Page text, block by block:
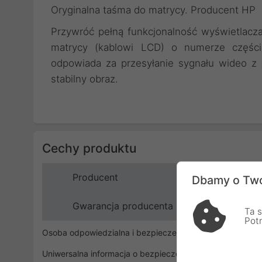
Oryginalna taśma do matrycy. Producent HP
Przywróć pełną funkcjonalność
matrycy (kablowi LCD) o numerze
odpowiada za przesyłanie sygnału wideo
stabilny obraz.
Cechy produktu
Producent
Gwarancja producenta
Osoba odpowiedzialna i bezpieczeństwo
Uniwersalna informacja o bezpieczeństwie
Dbamy o
Ta